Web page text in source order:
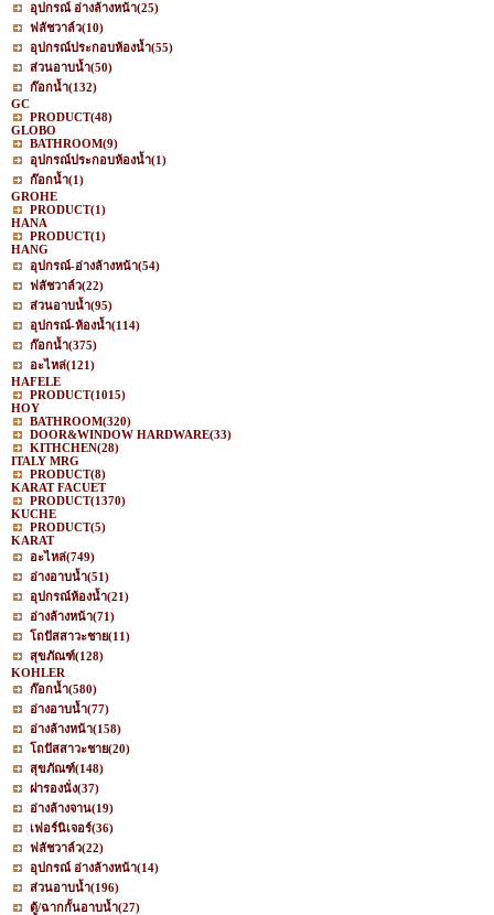
อุปกรณ์ อ่างล้างหน้า(25)
ฟลัชวาล์ว(10)
อุปกรณ์ประกอบห้องน้ำ(55)
ส่วนอาบน้ำ(50)
ก๊อกน้ำ(132)
GC
PRODUCT(48)
GLOBO
BATHROOM(9)
อุปกรณ์ประกอบห้องน้ำ(1)
ก๊อกน้ำ(1)
GROHE
PRODUCT(1)
HANA
PRODUCT(1)
HANG
อุปกรณ์-อ่างล้างหน้า(54)
ฟลัชวาล์ว(22)
ส่วนอาบน้ำ(95)
อุปกรณ์-ห้องน้ำ(114)
ก๊อกน้ำ(375)
อะไหล่(121)
HAFELE
PRODUCT(1015)
HOY
BATHROOM(320)
DOOR&WINDOW HARDWARE(33)
KITHCHEN(28)
ITALY MRG
PRODUCT(8)
KARAT FACUET
PRODUCT(1370)
KUCHE
PRODUCT(5)
KARAT
อะไหล่(749)
อ่างอาบน้ำ(51)
อุปกรณ์ห้องน้ำ(21)
อ่างล้างหน้า(71)
โถปัสสาวะชาย(11)
สุขภัณฑ์(128)
KOHLER
ก๊อกน้ำ(580)
อ่างอาบน้ำ(77)
อ่างล้างหน้า(158)
โถปัสสาวะชาย(20)
สุขภัณฑ์(148)
ฝารองนั่ง(37)
อ่างล้างจาน(19)
เฟอร์นิเจอร์(36)
ฟลัชวาล์ว(22)
อุปกรณ์ อ่างล้างหน้า(14)
ส่วนอาบน้ำ(196)
ตู้/ฉากกั้นอาบน้ำ(27)